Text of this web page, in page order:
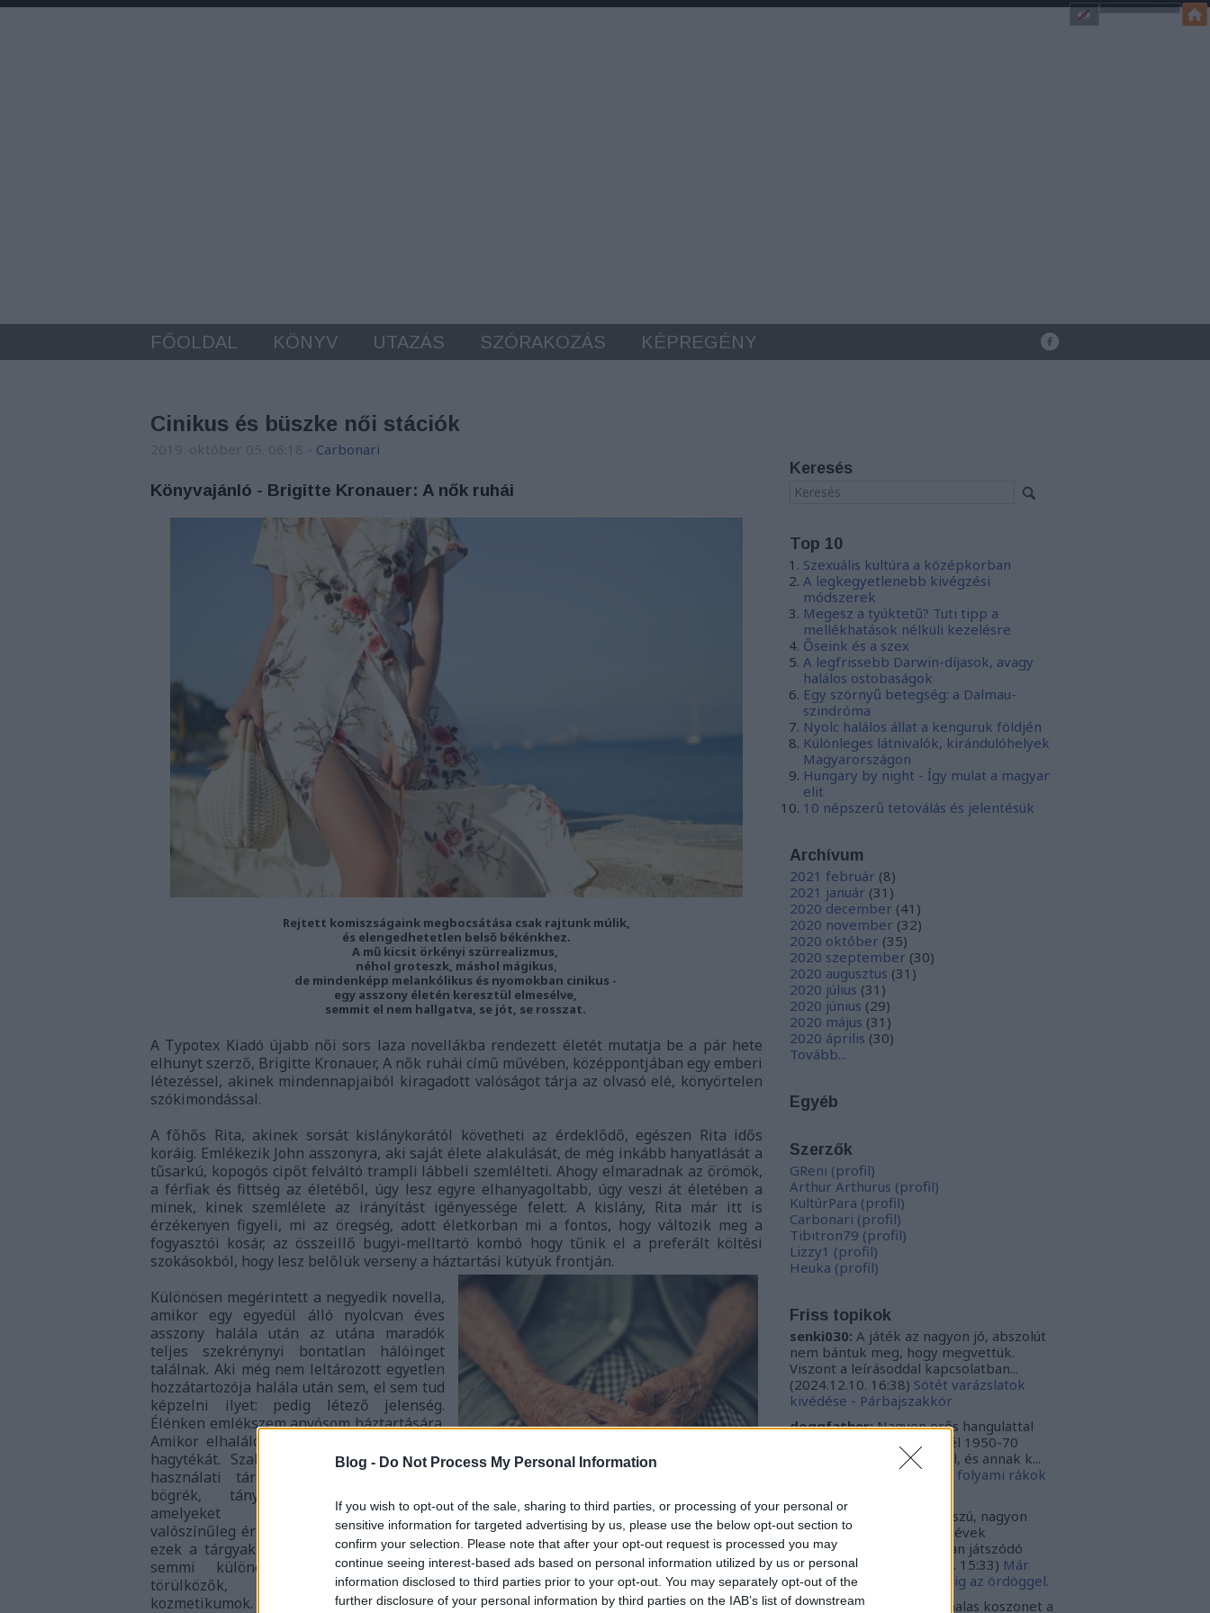
Blog - Do Not Process My Personal Information
If you wish to opt-out of the sale, sharing to third parties, or processing of your personal or
sensitive information for targeted advertising by us, please use the below opt-out section to
confirm your selection. Please note that after your opt-out request is processed you may
continue seeing interest-based ads based on personal information utilized by us or personal
information disclosed to third parties prior to your opt-out. You may separately opt-out of the
further disclosure of your personal information by third parties on the IAB’s list of downstream
FŐOLDAL KÖNYV UTAZÁS SZÓRAKOZÁS KÉPREGÉNY
Cinikus és büszke női stációk
Carbonari
Könyvajánló - Brigitte Kronauer: A nők ruhái
Rejtett komiszságaink megbocsátása csak rajtunk múlik,
és elengedhetetlen belső békénkhez.
A mű kicsit örkényi szürrealizmus,
néhol groteszk, máshol mágikus,
de mindenképp melankólikus és nyomokban cinikus -
egy asszony életén keresztül elmesélve,
semmit el nem hallgatva, se jót, se rosszat.
A Typotex Kiadó újabb női sors laza novellákba rendezett életét mutatja be a pár hete
elhunyt szerző, Brigitte Kronauer, A nők ruhái című művében, középpontjában egy emberi
létezéssel, akinek mindennapjaiból kiragadott valóságot tárja az olvasó elé, könyörtelen
szókimondással.
A főhős Rita, akinek sorsát kislánykorától követheti az érdeklődő, egészen Rita idős
koráig. Emlékezik John asszonyra, aki saját élete alakulását, de még inkább hanyatlását a
tűsarkú, kopogós cipőt felváltó trampli lábbeli szemlélteti. Ahogy elmaradnak az örömök,
a férfiak és fittség az életéből, úgy lesz egyre elhanyagoltabb, úgy veszi át életében a
minek, kinek szemlélete az irányítást igényessége felett. A kislány, Rita már itt is
érzékenyen figyeli, mi az öregség, adott életkorban mi a fontos, hogy változik meg a
fogyasztói kosár, az összeillő bugyi-melltartó kombó hogy tűnik el a preferált költési
szokásokból, hogy lesz belőlük verseny a háztartási kütyük frontján.
Különösen megérintett a negyedik novella,
amikor egy egyedül álló nyolcvan éves
asszony halála után az utána maradók
teljes szekrénynyi bontatlan hálóinget
találnak. Aki még nem leltározott egyetlen
hozzátartozója halála után sem, el sem tud
képzelni ilyet: pedig létező jelenség.
Élénken emlékszem anyósom háztartására.
Amikor elhalálozott, leltározni kezdtem a
hagytékát. Szabadon csak néhány ócska
használati tárgy volt: csorba, fületlen
bögrék, tányérok, ócska kanalak,
amelyeket mindennap használt,
valószínűleg érzelmi értéket is jelentettek
ezek a tárgyak számára. Itt-ott ledobálva
semmi különös ruhadarabok, foszló
törülközők, ezer éves fésűk,
kozmetikumok. Ezeket összerendeztem,
Keresés
Top 10
Szexuális kultúra a középkorban
A legkegyetlenebb kivégzési
módszerek
Megesz a tyúktetű? Tuti tipp a
mellékhatások nélküli kezelésre
Őseink és a szex
A legfrissebb Darwin-díjasok, avagy
halálos ostobaságok
Egy szörnyű betegség: a Dalmau-
szindróma
Nyolc halálos állat a kenguruk földjén
Különleges látnivalók, kirándulóhelyek
Magyarországon
Hungary by night - Így mulat a magyar
elit
10 népszerű tetoválás és jelentésük
Archívum
2021 február (8)
2021 január (31 )
2020 december (41 )
2020 november (32)
2020 október (35)
2020 szeptember (30)
2020 augusztus (31 )
2020 július (31 )
2020 június (29)
2020 május (31 )
2020 április (30)
Tovább...
Egyéb
Szerzők
GReni (profil)
Arthur Arthurus (profil)
KultúrPara (profil)
Carbonari (profil)
Tibitron79 (profil)
Lizzy1 (profil)
Heuka (profil)
Friss topikok
senki030: A játék az nagyon jó, abszolút
nem bántuk meg, hogy megvettük.
Viszont a leírásoddal kapcsolatban...
(2024.12.10. 16:38) Sötét varázslatok
kivédése - Párbajszakkör
doggfather:Nagyon erős hangulattal
hozza az amerikai mélydél 1950-70
közötti idejét. A krimi szál, és annak k...
2024.02.20. 16:24
Ahol a folyami rákok
doggfather:
Nagyon hosszú, nagyon
lassan építkező 50-70-es évek
középnyugat amerikájában játszódó
izgalmas tör...
2022.03.30. 15:33) Már
megint az ördöggel. Mindig az ördöggel.
M0ncsa:Carbonari szia, halas koszonet a